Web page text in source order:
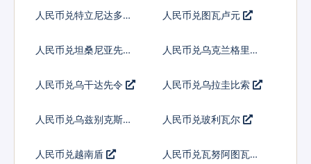
人民币兑特立尼达多巴
人民币兑图瓦卢元
人民币兑坦桑尼亚先令
人民币兑乌克兰格里夫
人民币兑乌干达先令 人民币兑乌拉圭比索
人民币兑乌兹别克斯坦
人民币兑玻利瓦尔
人民币兑越南盾 人民币兑瓦努阿图瓦图